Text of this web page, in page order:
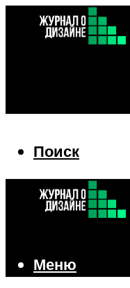
Поиск
Меню